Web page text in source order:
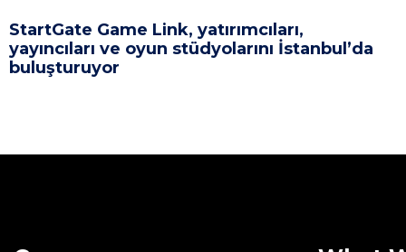
StartGate Game Link, yatırımcıları,
yayıncıları ve oyun stüdyolarını İstanbul’da
buluşturuyor